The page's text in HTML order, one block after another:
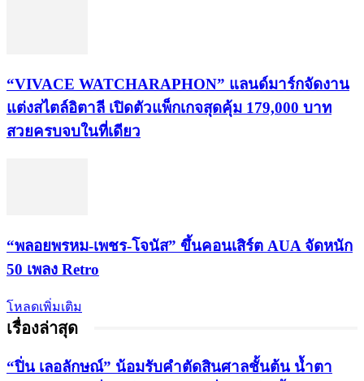
“VIVACE WATCHARAPHON” แลนด์มาร์กจัดงาน
แต่งสไตล์อิตาลี เปิดตัวแพ็กเกจสุดคุ้ม 179,000 บาท
สวยครบจบในที่เดียว
“พลอยพรหม-เพชร-โจนัส” ขึ้นคอนเสิร์ต AUA จัดหนัก
50 เพลง Retro
โหลดเพิ่มเติม
เรื่องล่าสุด
“ปิ่น เลอลักษณ์” น้อมรับคำตัดสินศาลชั้นต้น น้ำตา